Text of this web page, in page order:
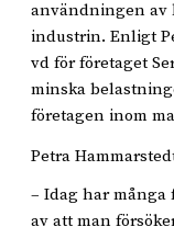
användningen av
industrin. Enligt
vd för företaget
minska
företagen inom
Petra
– Idag har många
av att man